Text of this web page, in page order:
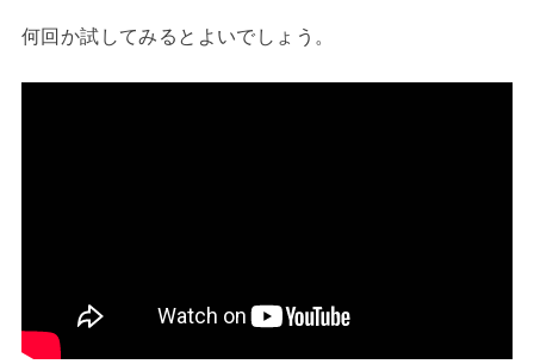
何回か試してみるとよいでしょう。